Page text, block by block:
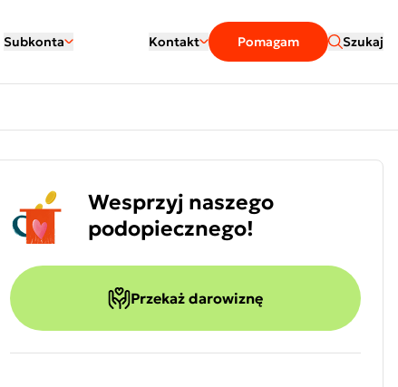
Subkonta Kontakt Pomagam Szukaj
Wesprzyj naszego
podopiecznego!
Przekaż darowiznę